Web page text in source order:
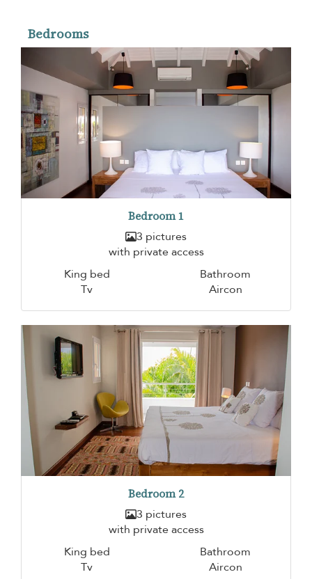
Bedrooms
Bedroom 1
3 pictures
with private access
King bed
Bathroom
Tv
Aircon
Bedroom 2
3 pictures
with private access
King bed
Bathroom
Tv
Aircon